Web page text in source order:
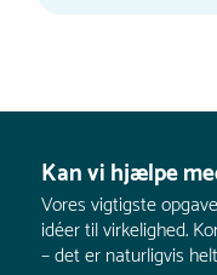
Kan vi hjælpe
Vores vigtigste
idéer til virkelighed.
– det er naturligvis